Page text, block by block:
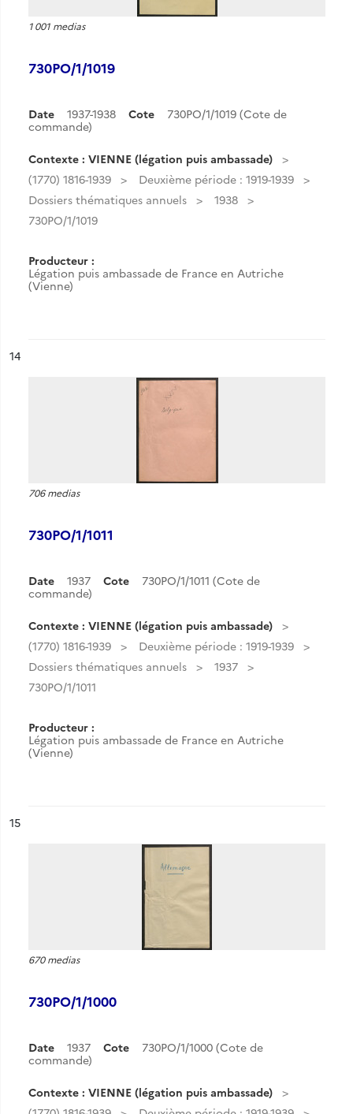
1 001 medias
730PO/1/1019
Date 1937-1938 Cote
730PO/1/1019 (Cote de
commande)
Contexte : VIENNE (légation puis ambassade)
(1770) 1816-1939
Deuxième période : 1919-1939
Dossiers thématiques annuels
1938
730PO/1/1019
Producteur :
Légation puis ambassade de France en Autriche
(Vienne)
n°
14
706 medias
730PO/1/1011
Date 1937 Cote
730PO/1/1011 (Cote de
commande)
Contexte : VIENNE (légation puis ambassade)
(1770) 1816-1939
Deuxième période : 1919-1939
Dossiers thématiques annuels
1937
730PO/1/1011
Producteur :
Légation puis ambassade de France en Autriche
(Vienne)
n°
15
670 medias
730PO/1/1000
Date 1937 Cote
730PO/1/1000 (Cote de
commande)
Contexte : VIENNE (légation puis ambassade)